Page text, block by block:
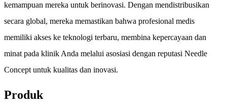
kemampuan mereka untuk berinovasi. Dengan mendistribusikan
secara global, mereka memastikan bahwa profesional medis
memiliki akses ke teknologi terbaru, membina kepercayaan dan
minat pada klinik Anda melalui asosiasi dengan reputasi Needle
Concept untuk kualitas dan inovasi.
Produk